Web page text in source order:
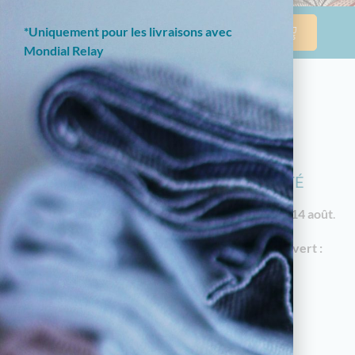
NOTRE BOUTIQUE EN LIGNE EST
ACTUELLEMENT EN CONGÉS D'ÉTÉ
Les commandes reprendront à partir duvendredi 14 août
En attendant, notre magasin à Limoges reste ouvert :
18 av. Garibaldi, 87000 Limoges
Horaires d'été : du mardi au samedi de 10h à
05.55.79.22.49
*Uniquement pour les livraisons avec
Mondial Relay